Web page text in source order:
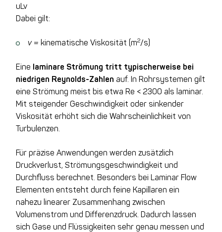
uLv
Dabei gilt:
v= kinematische Viskosität (m2/s)
Eine laminare Strömung tritt typischerweise bei
niedrigen Reynolds-Zahlen auf. In Rohrsystemen gilt
eine Strömung meist bis etwa Re < 2300 als laminar.
Mit steigender Geschwindigkeit oder sinkender
Viskosität erhöht sich die Wahrscheinlichkeit von
Turbulenzen.
Für präzise Anwendungen werden zusätzlich
Druckverlust, Strömungsgeschwindigkeit und
Durchfluss berechnet. Besonders bei Laminar Flow
Elementen entsteht durch feine Kapillaren ein
nahezu linearer Zusammenhang zwischen
Volumenstrom und Differenzdruck. Dadurch lassen
sich Gase und Flüssigkeiten sehr genau messen und